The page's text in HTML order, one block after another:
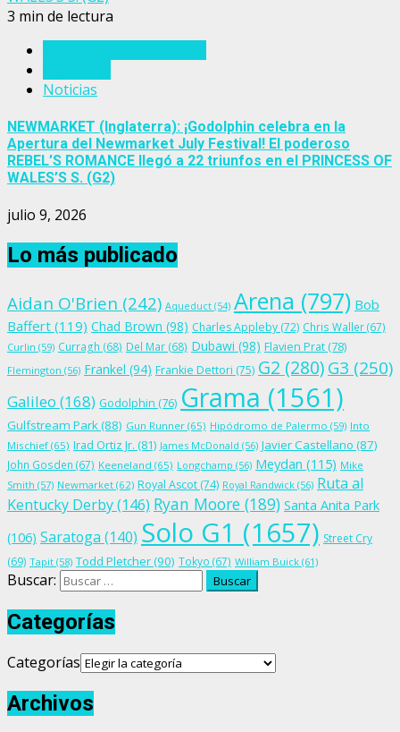
3 min de lectura
Noticias
NEWMARKET (Inglaterra): ¡Godolphin celebra en la
Apertura del Newmarket July Festival! El poderoso
REBEL’S ROMANCE llegó a 22 triunfos en el PRINCESS OF
WALES’S S. (G2)
julio 9, 2026
Lo más publicado
Aidan O'Brien (242) Aqueduct (54) Arena (797) Bob
Baffert (119) Chad Brown (98) Charles Appleby (72) Chris Waller(67)
Curlin (59) Curragh (68) Del Mar (68) Dubawi (98) Flavien Prat (78)
Flemington (56) Frankel (94) Frankie Dettori (75) G2 (280)G3 (250)
Galileo (168) Godolphin (76) Grama (1561)
Gulfstream Park(88) Gun Runner (65) Hipódromo de Palermo (59) Into
Mischief (65) Irad Ortiz Jr. (81) James McDonald (56) Javier Castellano (87)
John Gosden (67) Keeneland (65) Longchamp (56) Meydan (115) Mike
Smith (57) Newmarket (62) Royal Ascot (74) Royal Randwick (56) Ruta al
Kentucky Derby(146) Ryan Moore (189) Santa Anita Park
(106) Saratoga (140) Solo G1 (1657) Street Cry
(69) Tapit (58) Todd Pletcher(90) Tokyo (67) William Buick (61)
Buscar:
Categorías
Categorías
Archivos